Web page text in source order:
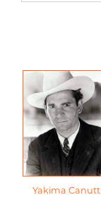
Yakima Canutt